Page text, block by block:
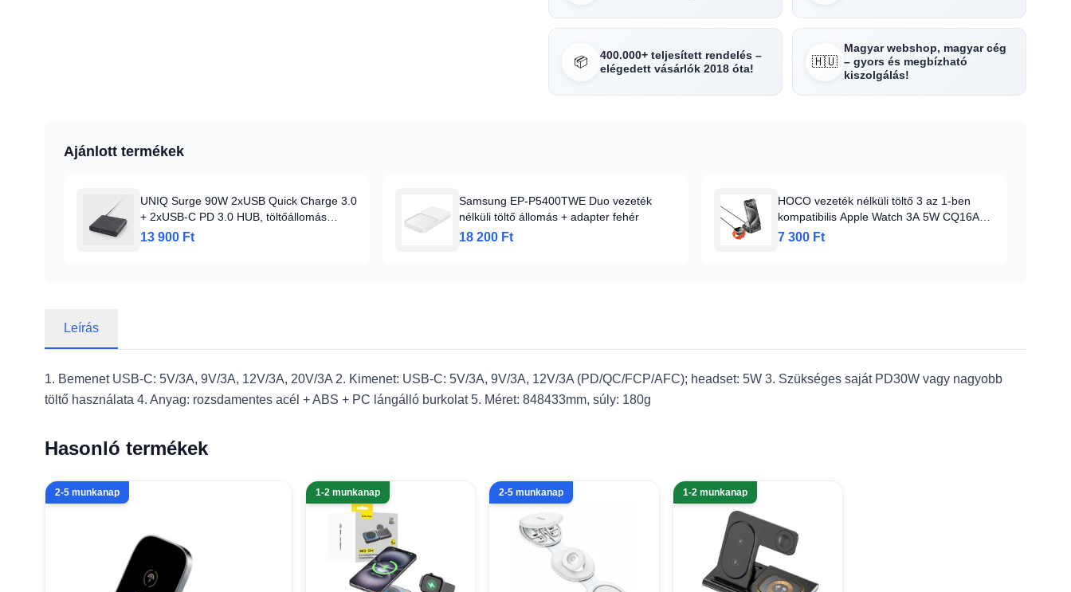
📦
400.000+ teljesített rendelés –
elégedett vásárlók 2018 óta!
🇭🇺
Magyar webshop, magyar cég
– gyors és megbízható
kiszolgálás!
Ajánlott termékek
UNIQ Surge 90W 2xUSB Quick Charge 3.0
+ 2xUSB-C PD 3.0 HUB, töltőállomás
szénfekete
13 900 Ft
Samsung EP-P5400TWE Duo vezeték
nélküli töltő állomás + adapter fehér
18 200 Ft
HOCO vezeték nélküli töltő 3 az 1-ben
kompatibilis Apple Watch 3A 5W CQ16A
fekete
7 300 Ft
Leírás
1. Bemenet USB-C: 5V/3A, 9V/3A, 12V/3A, 20V/3A 2. Kimenet: USB-C: 5V/3A, 9V/3A, 12V/3A (PD/QC/FCP/AFC); headset: 5W 3. Szükséges saját PD30W vagy nagyobb
töltő használata 4. Anyag: rozsdamentes acél + ABS + PC lángálló burkolat 5. Méret: 848433mm, súly: 180g
Hasonló termékek
2-5 munkanap 1-2 munkanap 2-5 munkanap 1-2 munkanap